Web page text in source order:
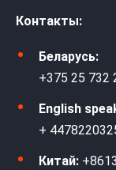
Контакты:
Беларусь:
+375 25 732
English
+
Китай: